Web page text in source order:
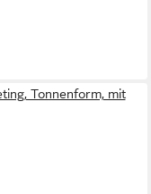
Tonnenform, mit